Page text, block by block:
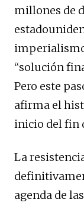
millones de
“solución
Pero este
afirma el
inicio del fin
La
agenda de